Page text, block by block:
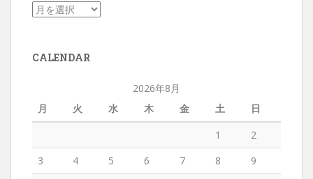
CALENDAR
2026年8月
月
火 水 木 金 土 日
1
2
3
4 5 6 7 8
9